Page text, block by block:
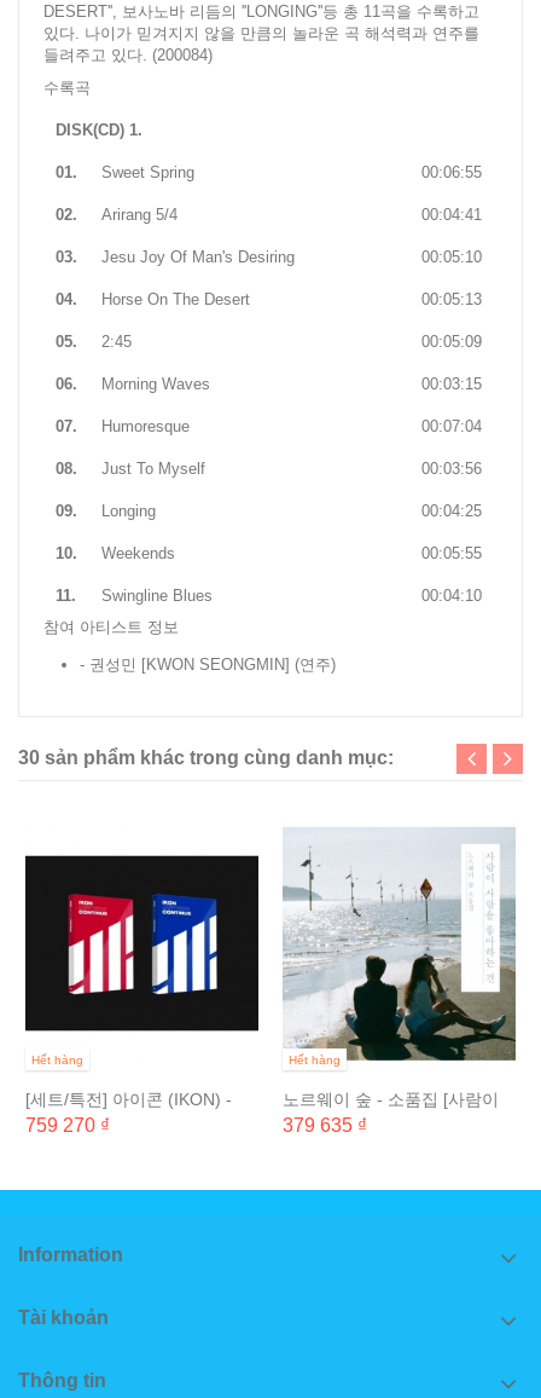
DESERT'', 보사노바 리듬의 ''LONGING''등 총 11곡을 수록하고
있다. 나이가 믿겨지지 않을 만큼의 놀라운 곡 해석력과 연주를
들려주고 있다. (200084)
수록곡
DISK(CD) 1.
01. Sweet Spring 00:06:55
02. Arirang 5/4 00:04:41
03. Jesu Joy Of Man's Desiring 00:05:10
04. Horse On The Desert 00:05:13
05. 2:45 00:05:09
06. Morning Waves 00:03:15
07. Humoresque 00:07:04
08. Just To Myself 00:03:56
09. Longing 00:04:25
10. Weekends 00:05:55
11. Swingline Blues
00:04:10
참여 아티스트 정보
- 권성민 [KWON SEONGMIN] (연주)
30 sản phẩm khác trong cùng danh mục:
Hết hàng
[세트/특전] 아이콘 (IKON) -
NEW KIDS :...
759 270 ₫
Hết hàng
노르웨이 숲 - 소품집 [사람이
사람을 좋아하는 건]
379 635 ₫
Information
Tài khoản
Thông tin